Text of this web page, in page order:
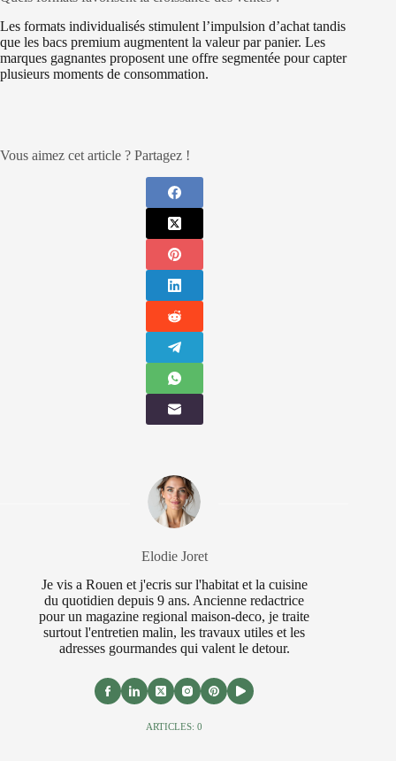
Les formats individualisés stimulent l’impulsion d’achat tandis
que les bacs premium augmentent la valeur par panier. Les
marques gagnantes proposent une offre segmentée pour capter
plusieurs moments de consommation.
Vous aimez cet article ? Partagez !
Elodie Joret
Je vis a Rouen et j'ecris sur l'habitat et la cuisine
du quotidien depuis 9 ans. Ancienne redactrice
pour un magazine regional maison-deco, je traite
surtout l'entretien malin, les travaux utiles et les
adresses gourmandes qui valent le detour.
ARTICLES: 0